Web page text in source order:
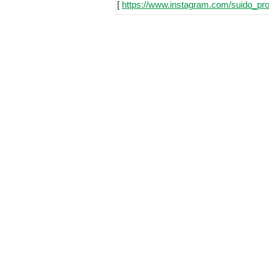
[ https://www.instagram.com/